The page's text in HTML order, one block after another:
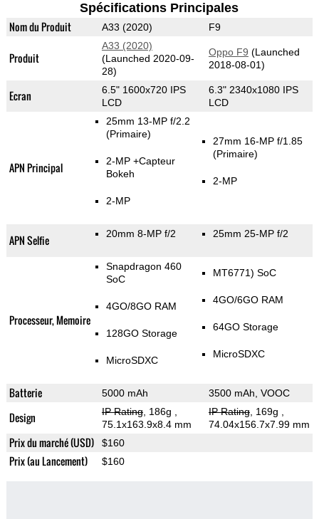
Spécifications Principales
Nom du Produit A33 (2020) F9
Produit
A33 (2020)
(Launched 2020-09-
28)
Oppo F9 (Launched
2018-08-01)
Ecran
6.5" 1600x720 IPS
LCD
6.3" 2340x1080 IPS
LCD
APN Principal
25mm 13-MP f/2.2
(Primaire)
2-MP +Capteur
Bokeh
2-MP
27mm 16-MP f/1.85
(Primaire)
2-MP
APN Selfie 20mm 8-MP f/2 25mm 25-MP f/2
Processeur, Memoire
Snapdragon 460
SoC
4GO/8GO RAM
128GO Storage
MicroSDXC
MT6771) SoC
4GO/6GO RAM
64GO Storage
MicroSDXC
Batterie 5000 mAh 3500 mAh, VOOC
Design IP Rating, 186g
75.1x163.9x8.4 mm
IP Rating, 169g
74.04x156.7x7.99 mm
Prix du marché (USD) $160
Prix (au Lancement) $160